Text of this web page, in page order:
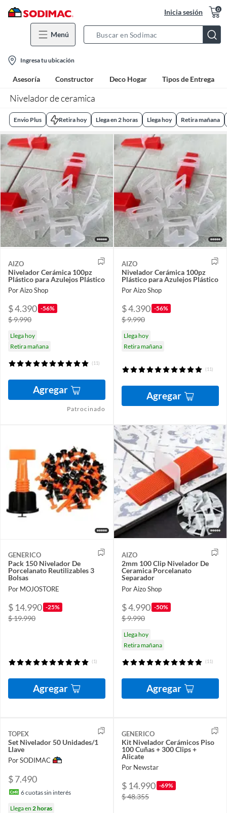
Inicia sesión 0
Menú
Bar
location-
icon
Ingresa tu ubicación
Asesoría Constructor Deco Hogar Tipos de Entrega
Nivelador de ceramica
Envio Plus Retira hoy Llega en 2 horas Llega hoy Retira mañana
AIZO
Nivelador Cerámica 100pz
Plástico para Azulejos Plástico
Por Aizo Shop
$ 4.390 -56%
$ 9.990
Llega hoy
Retira mañana
(11)
Agregar
Patrocinado
AIZO
Nivelador Cerámica 100pz
Plástico para Azulejos Plástico
Por Aizo Shop
$ 4.390 -56%
$ 9.990
Llega hoy
Retira mañana
(11)
Agregar
GENERICO
Pack 150 Nivelador De
Porcelanato Reutilizables 3
Bolsas
Por MOJOSTORE
$ 14.990 -25%
$ 19.990
(1)
Agregar
AIZO
2mm 100 Clip Nivelador De
Ceramica Porcelanato
Separador
Por Aizo Shop
$ 4.990 -50%
$ 9.990
Llega hoy
Retira mañana
(11)
Agregar
TOPEX
Set Nivelador 50 Unidades/1
Llave
Por SODIMAC
$ 7.490
6cuotas sin interés
Llega en 2 horas
GENERICO
Kit Nivelador Cerámicos Piso
100 Cuñas + 300 Clips +
Alicate
Por Newstar
$ 14.990 -69%
$ 48.355